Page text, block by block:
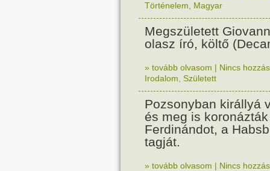
Történelem
Magyar
Megszületett
olasz író, költő
» tovább olvasom | Nincs
Irodalom Született
Pozsonyban királlyá
és meg is koronázták
Ferdinándot, a
tagját.
» tovább olvasom | Nincs